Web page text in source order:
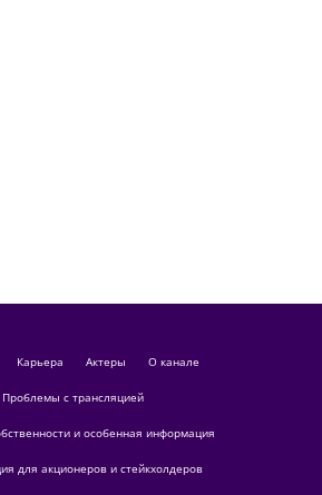
Карьера актеры О канале
Проблемы с трансляцией
и особенная информация
для акционеров и стейкхолдеров